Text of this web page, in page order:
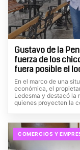
Gustavo de la
fuerza de los
fuera posible el
En el marco de una
económica, el
Ledesma y destacó la
quienes proyecten la
COMERCIOS Y